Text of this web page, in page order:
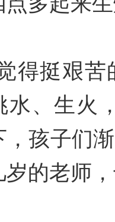
得挺艰
水、生火
，孩子们
的老师